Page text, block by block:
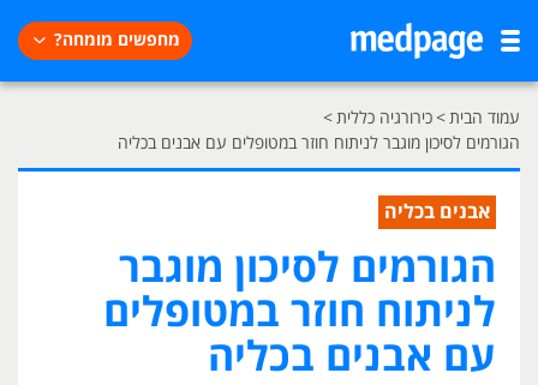
מחפשים מומחה?
עמוד הבית>כירורגיה כללית>
הגורמים לסיכון מוגבר לניתוח חוזר במטופלים עם אבנים בכליה
אבנים בכליה
הגורמים לסיכון מוגבר
לניתוח חוזר במטופלים
עם אבנים בכליה